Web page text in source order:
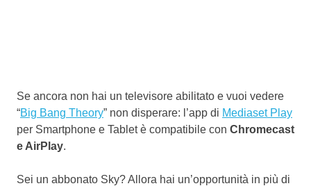
Se ancora non hai un televisore abilitato e vuoi vedere
“Big Bang Theory” non disperare: l’app di Mediaset Play
per Smartphone e Tablet è compatibile con Chromecast
e AirPlay.
Sei un abbonato Sky? Allora hai un’opportunità in più di